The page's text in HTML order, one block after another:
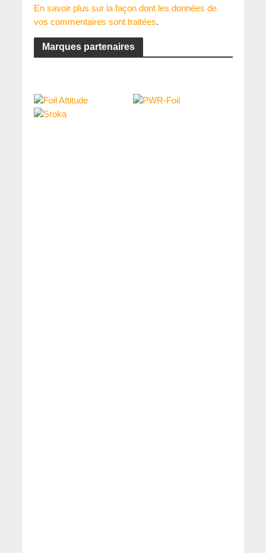
En savoir plus sur la façon dont les données de
vos commentaires sont traitées.
Marques partenaires